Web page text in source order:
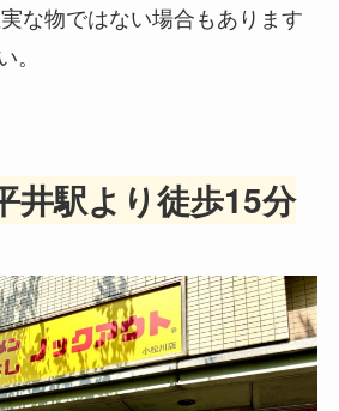
な物ではない場合もあります
井駅より徒歩15分